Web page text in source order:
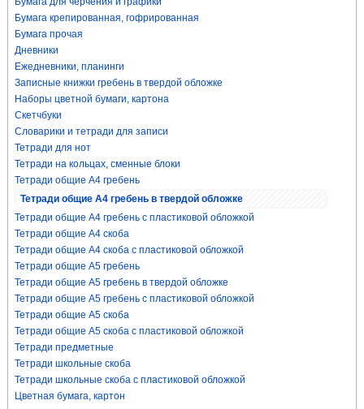
Бумага крепированная, гофрированная
Бумага прочая
Дневники
Ежедневники, планинги
Записные книжки гребень в твердой обложке
Наборы цветной бумаги, картона
Скетчбуки
Словарики и тетради для записи
Тетради для нот
Тетради на кольцах, сменные блоки
Тетради общие А4 гребень
Тетради общие А4 гребень в твердой обложке
Тетради общие А4 гребень с пластиковой обложкой
Тетради общие А4 скоба
Тетради общие А4 скоба с пластиковой обложкой
Тетради общие А5 гребень
Тетради общие А5 гребень в твердой обложке
Тетради общие А5 гребень с пластиковой обложкой
Тетради общие А5 скоба
Тетради общие А5 скоба с пластиковой обложкой
Тетради предметные
Тетради школьные скоба
Тетради школьные скоба с пластиковой обложкой
Цветная бумага, картон